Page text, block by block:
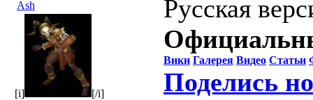
Ash
[i] [/i]
Русская
Вики Галерея Видео Статьи
Поделись